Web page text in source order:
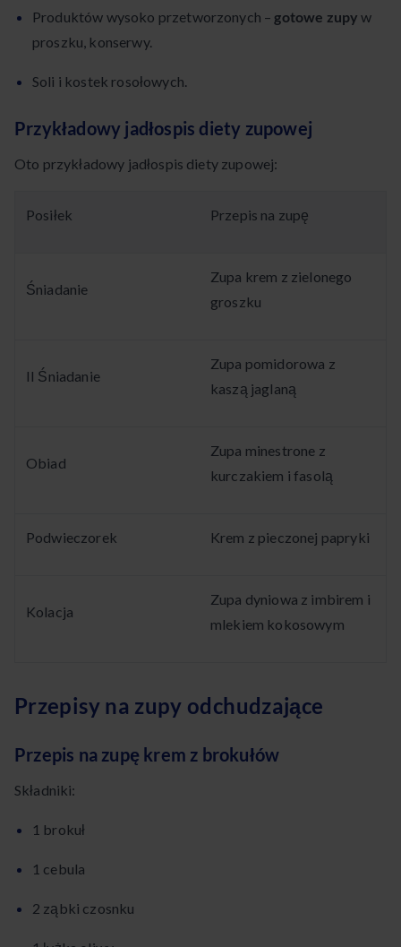
Produktów wysoko przetworzonych – gotowe zupyw
proszku, konserwy.
Soli i kostek rosołowych.
Przykładowy jadłospis diety zupowej
Oto przykładowy jadłospis diety zupowej:
Posiłek Przepis na zupę
Śniadanie
Zupa krem z zielonego
groszku
II Śniadanie
Zupa pomidorowa z
kaszą jaglaną
Obiad
Zupa minestrone z
kurczakiem i fasolą
Podwieczorek Krem z pieczonej papryki
Kolacja
Zupa dyniowa z imbirem i
mlekiem kokosowym
Przepisy na zupy odchudzające
Przepis na zupę krem z brokułów
Składniki:
1 brokuł
1 cebula
2 ząbki czosnku